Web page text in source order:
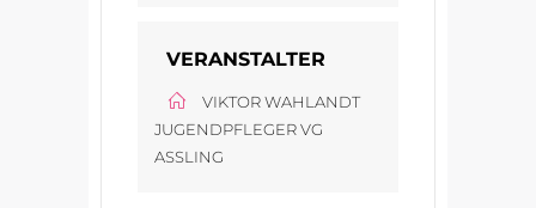
VERANSTALTER
VIKTOR WAHLANDT
JUGENDPFLEGER VG
ASSLING